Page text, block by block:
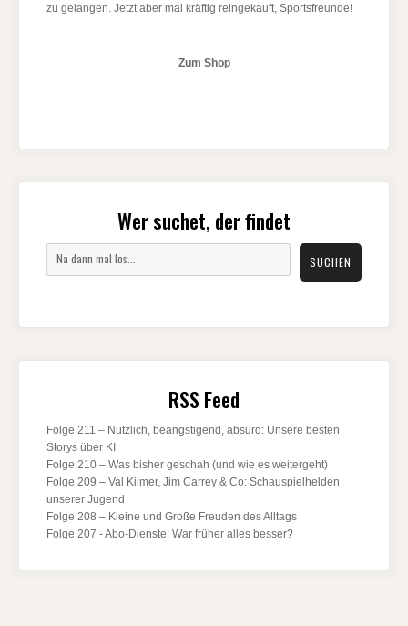
zu gelangen. Jetzt aber mal kräftig reingekauft, Sportsfreunde!
Zum Shop
Wer suchet, der findet
SUCHEN
RSS Feed
Folge 211 – Nützlich, beängstigend, absurd: Unsere besten
Storys über KI
Folge 210 – Was bisher geschah (und wie es weitergeht)
Folge 209 – Val Kilmer, Jim Carrey & Co: Schauspielhelden
unserer Jugend
Folge 208 – Kleine und Große Freuden des Alltags
Folge 207 - Abo-Dienste: War früher alles besser?